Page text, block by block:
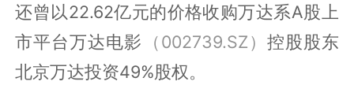
还曾以22.62亿元的价格收购万达系A股上
市平台万达电影 （002739.SZ） 控股股东
北京万达投资49%股权。